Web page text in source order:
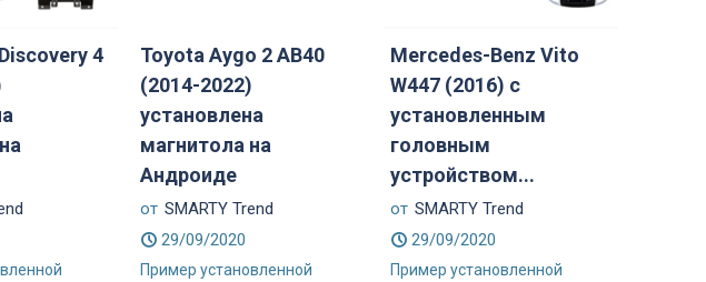
4
Toyota Aygo 2 AB40
(2014-2022)
установлена
магнитола на
Андроиде
от SMARTY Trend
29/09/2020
Пример установленной
Mercedes-Benz Vito
W447 (2016) с
установленным
головным
устройством...
от SMARTY Trend
29/09/2020
Пример установленной